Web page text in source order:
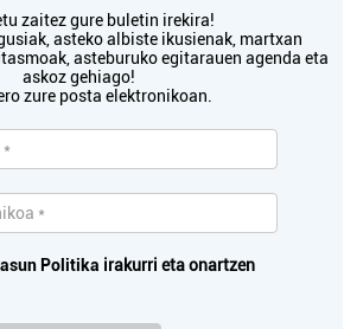
zaitez gure buletin irekira!
asteko albiste ikusienak, martxan
asteburuko egitarauen agenda eta
askoz gehiago!
zure posta elektronikoan.
Politika irakurri eta onartzen